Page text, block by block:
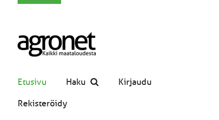
Etusivu Haku Kirjaudu
Rekisteröidy